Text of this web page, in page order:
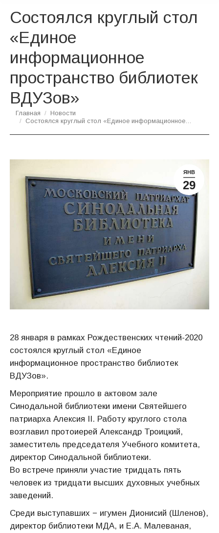
Состоялся круглый стол
«Единое
информационное
пространство библиотек
ВДУЗов»
Вы здесь:
Главная
Новости
Состоялся круглый стол «Единое информационное…
ЯНВ
29
28 января в рамках Рождественских чтений-2020
состоялся круглый стол «Единое
информационное пространство библиотек
ВДУЗов».
Мероприятие прошло в актовом зале
Синодальной библиотеки имени Святейшего
патриарха Алексия II. Работу круглого стола
возглавил протоиерей Александр Троицкий,
заместитель председателя Учебного комитета,
директор Синодальной библиотеки.
Во встрече приняли участие тридцать пять
человек из тридцати высших духовных учебных
заведений.
Среди выступавших − игумен Дионисий (Шленов),
директор библиотеки МДА, и Е.А. Малеваная,